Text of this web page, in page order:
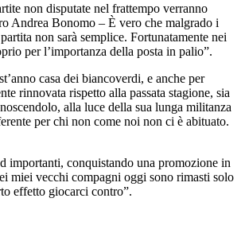
non disputate nel frattempo verranno
Andrea Bonomo – È vero che malgrado i
non sarà semplice. Fortunatamente nei
per l’importanza della posta in palio”.
casa dei biancoverdi, e anche per
rinnovata rispetto alla passata stagione, sia
alla luce della sua lunga militanza
per chi non come noi non ci è abituato.
importanti, conquistando una promozione in
miei vecchi compagni oggi sono rimasti solo
effetto giocarci contro”.